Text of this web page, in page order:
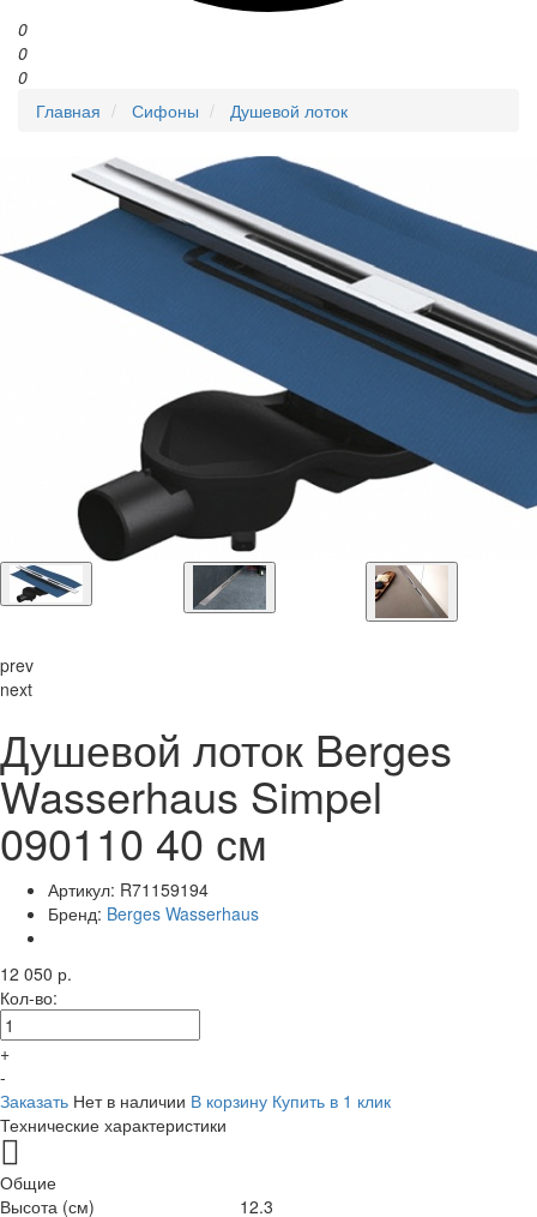
0
0
0
Главная
Сифоны Душевой лоток
prev
next
Душевой лоток Berges
Wasserhaus Simpel
090110 40 см
Артикул: R71159194
Бренд: Berges Wasserhaus
12 050 р.
Кол-во:
+
-
Заказать Нет в наличии В корзину Купить в 1 клик
Технические характеристики
Общие
Высота (см)
12.3